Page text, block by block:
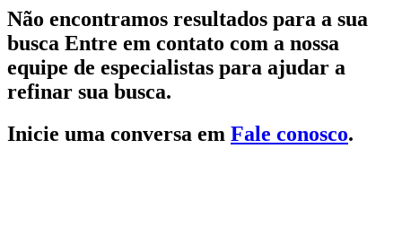
Não encontramos resultados para a sua
busca Entre em contato com a nossa
equipe de especialistas para ajudar a
refinar sua busca.
Inicie uma conversa em Fale conosco.